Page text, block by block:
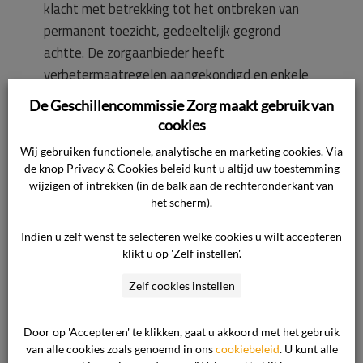
klacht met betrekking tot het ontbreken van
permanent toezicht, gedeeltelijk gegrond
achtte. De zorgaanbieder heeft
verbetermaatregelen aangekondigd en enkele
weken later een verbeterplan opgesteld. Hierin
is onder meer opgenomen dat dagelijks
bewegingsactiviteiten worden ingepland. In de
praktijk komt hiervan volgens de gemachtigde
van de cliënt niets terecht, omdat er te weinig
personeel en vrijwilligers zijn om hieraan invulling
te geven. De kwaliteit van zorg zal aldus de
Nu niet aan de eisen die aan de zorg en het
had de afdeling volgens de cliënt niet
De Geschillencommissie Zorg maakt gebruik van
cookies
Wij gebruiken functionele, analytische en marketing cookies. Via
de knop Privacy & Cookies beleid kunt u altijd uw toestemming
wijzigen of intrekken (in de balk aan de rechteronderkant van
het scherm).
Indien u zelf wenst te selecteren welke cookies u wilt accepteren
klikt u op 'Zelf instellen'.
Zelf cookies instellen
Door op 'Accepteren' te klikken, gaat u akkoord met het gebruik
van alle cookies zoals genoemd in onscookiebeleid. U kunt alle